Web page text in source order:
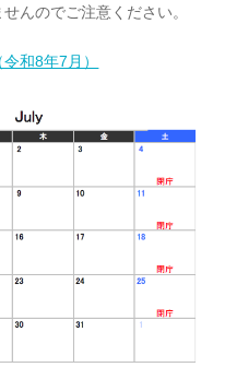
んのでご注意ください。
和8年7月）